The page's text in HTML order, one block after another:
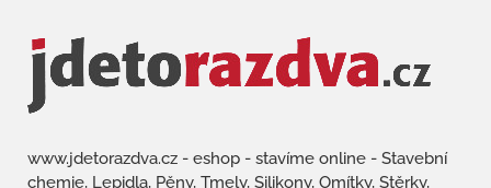
www.jdetorazdva.cz - eshop - stavíme online - Stavební
chemie, Lepidla, Pěny, Tmely, Silikony, Omítky, Stěrky,